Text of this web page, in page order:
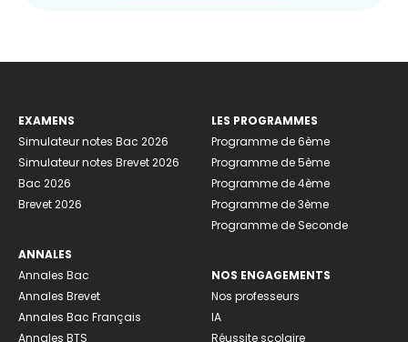
EXAMENS
Simulateur notes Bac 2026
Simulateur notes Brevet 2026
Bac 2026
Brevet 2026
ANNALES
Annales Bac
Annales Brevet
Annales Bac Français
Annales BTS
LES PROGRAMMES
Programme de 6ème
Programme de 5ème
Programme de 4ème
Programme de 3ème
Programme de Seconde
NOS ENGAGEMENTS
Nos professeurs
IA
Réussite scolaire